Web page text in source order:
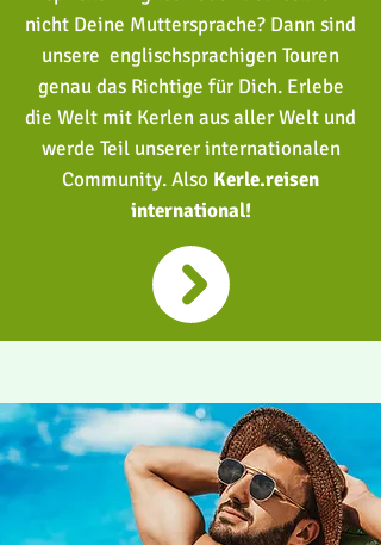
nicht Deine Muttersprache? Dann sind
unsere englischsprachigen Touren
genau das Richtige für Dich. Erlebe
die Welt mit Kerlen aus aller Welt und
werde Teil unserer internationalen
Community. Also Kerle.reisen
international!